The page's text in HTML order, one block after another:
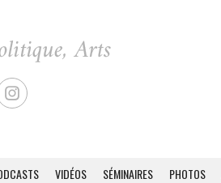
VIDÉOS SÉMINAIRES PHOTOS